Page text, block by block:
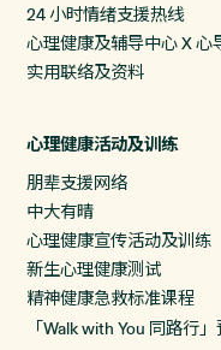
24 小时情绪支援热线
心理健康及辅导中心 X 心
实用联络及资料
心理健康活动及训练
朋辈支援网络
中大有晴
心理健康宣传活动及训练
新生心理健康测试
精神健康急救标准课程
「Walk with You 同路行